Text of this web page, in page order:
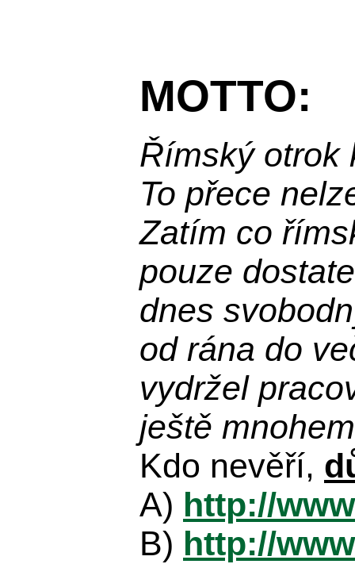
MOTTO:
Římský otrok
To přece
Zatím co
pouze
dnes
od rána do
vydržel
ještě
Kdo nevěří,
A) http://
B) http://